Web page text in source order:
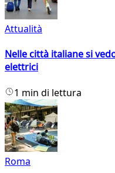
Attualità
Nelle città italiane si
elettrici
1 min di lettura
Roma